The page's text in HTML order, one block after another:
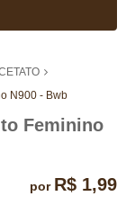
N900 - Bwb
Feminino
por R$ 1,99